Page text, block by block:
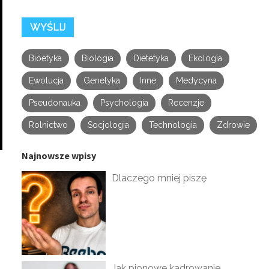
Bioetyka Biologia Dietetyka Ekologia
Ewolucja Genetyka Inne Medycyna
Pseudonauka Psychologia Recenzje
Rolnictwo Socjologia Technologia Zdrowie
Najnowsze wpisy
Dlaczego mniej piszę